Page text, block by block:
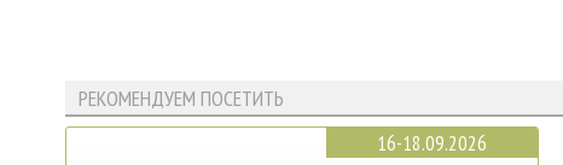
РЕКОМЕНДУЕМ ПОСЕТИТЬ
16-18.09.2026